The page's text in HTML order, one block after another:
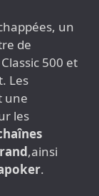
un
de
500 et
Les
une
les
,ainsi
.